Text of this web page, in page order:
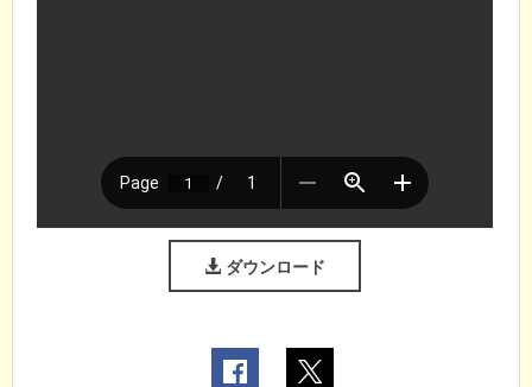
ダウンロード